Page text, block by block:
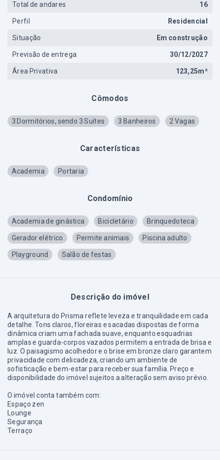
Cômodos
3 Dormitórios, sendo 3 Suítes 3 Banheiros 2 Vagas
Características
Academia Portaria
Condomínio
Academia de ginástica Bicicletário Brinquedoteca
Gerador elétrico Permite animais Piscina adulto
Playground Salão de festas
Descrição do imóvel
A arquitetura do Prisma reflete leveza e tranquilidade em cada
detalhe. Tons claros, floreiras e sacadas dispostas de forma
dinâmica criam uma fachada suave, enquanto esquadrias
amplas e guarda-corpos vazados permitem a entrada de brisa e
luz. O paisagismo acolhedor e o brise em bronze claro garantem
privacidade com delicadeza, criando um ambiente de
sofisticação e bem-estar para receber sua família. Preço e
disponibilidade do imóvel sujeitos a alteração sem aviso prévio.
O imóvel conta também com:
Espaço zen
Lounge
Segurança
Terraço
Total de andares 16
Perfil Residencial
Situação Em construção
Previsão de entrega 30/12/2027
Área Privativa 123,25m²